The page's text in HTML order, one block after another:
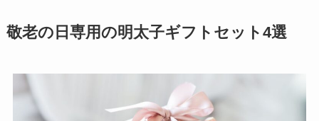
敬老の日専用の明太子ギフトセット4選